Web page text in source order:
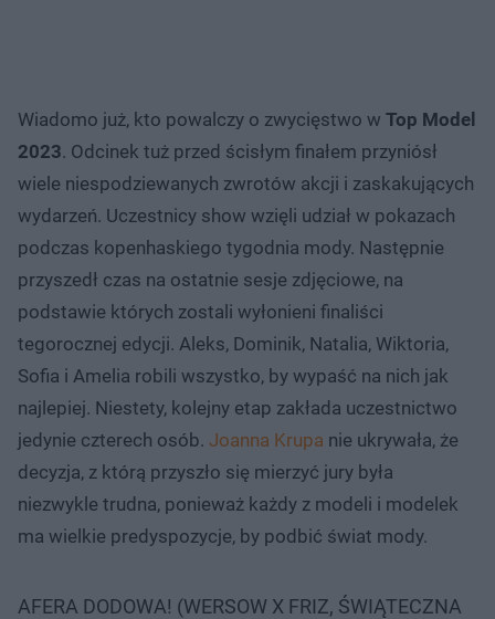
Wiadomo już, kto powalczy o zwycięstwo w Top Model
2023. Odcinek tuż przed ścisłym finałem przyniósł
wiele niespodziewanych zwrotów akcji i zaskakujących
wydarzeń. Uczestnicy show wzięli udział w pokazach
podczas kopenhaskiego tygodnia mody. Następnie
przyszedł czas na ostatnie sesje zdjęciowe, na
podstawie których zostali wyłonieni finaliści
tegorocznej edycji. Aleks, Dominik, Natalia, Wiktoria,
Sofia i Amelia robili wszystko, by wypaść na nich jak
najlepiej. Niestety, kolejny etap zakłada uczestnictwo
jedynie czterech osób. Joanna Krupa nie ukrywała, że
decyzja, z którą przyszło się mierzyć jury była
niezwykle trudna, ponieważ każdy z modeli i modelek
ma wielkie predyspozycje, by podbić świat mody.
AFERA DODOWA! (WERSOW X FRIZ, ŚWIĄTECZNA